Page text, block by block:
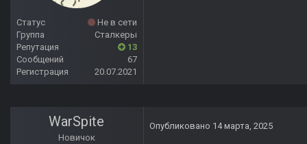
Статус
Не в сети
Группа
Сталкеры
Репутация
13
Сообщений
67
Регистрация
20.07.2021
WarSpite
Новичок
Опубликовано 14 марта, 2025